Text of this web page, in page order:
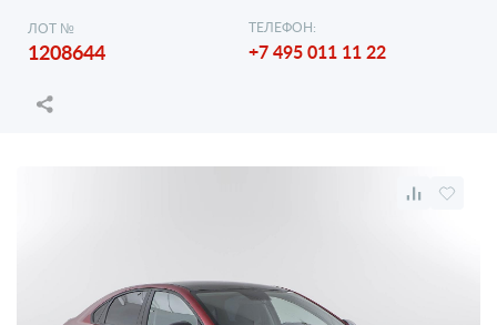
ЛОТ №
1208644
ТЕЛЕФОН:
+7 495 011 11 22